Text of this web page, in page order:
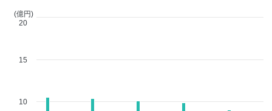
10
15
(億円)
20